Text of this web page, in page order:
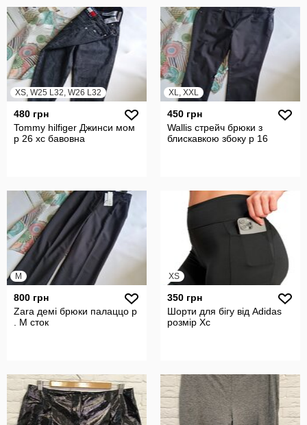
XS, W25 L32, W26 L32
480 грн
Tommy hilfiger Джинси мом
р 26 хс бавовна
XL, XXL
450 грн
Wallis стрейч брюки з
блискавкою збоку р 16
M
800 грн
Zara демі брюки палаццо р
. М сток
XS
350 грн
Шорти для бігу від Adidas
розмір Хс